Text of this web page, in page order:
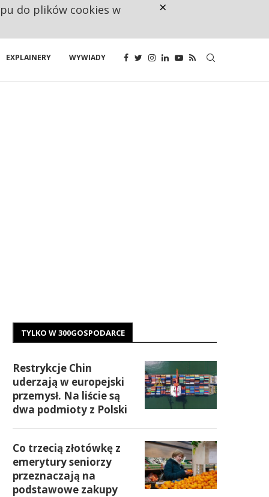
EXPLAINERY WYWIADY
TYLKO W 300GOSPODARCE
Restrykcje Chin
uderzają w europejski
przemysł. Na liście są
dwa podmioty z Polski
Co trzecią złotówkę z
emerytury seniorzy
przeznaczają na
podstawowe zakupy
do plików cookies w ×